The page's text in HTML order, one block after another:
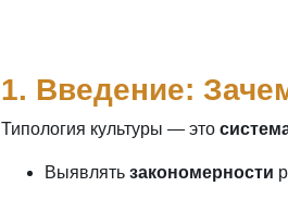
1. Введение:
Типология культуры — это
Выявлять закономерности